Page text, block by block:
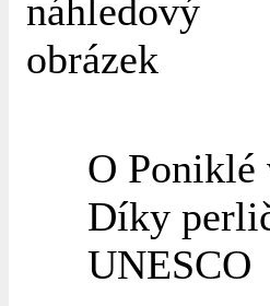
O Poniklé
Díky
UNESCO